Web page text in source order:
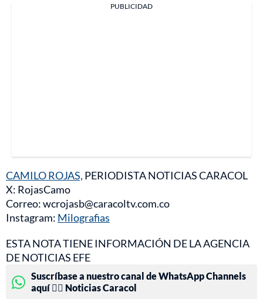
PUBLICIDAD
CAMILO ROJAS, PERIODISTA NOTICIAS CARACOL
X: RojasCamo
Correo: wcrojasb@caracoltv.com.co
Instagram: Milografias
ESTA NOTA TIENE INFORMACIÓN DE LA AGENCIA
DE NOTICIAS EFE
Suscríbase a nuestro canal de WhatsApp Channels
aquí 👉🏻 Noticias Caracol